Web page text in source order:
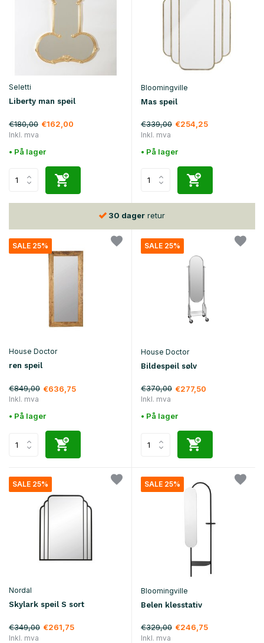
Seletti
Liberty man speil
€180,00 €162,00
Inkl. mva
• På lager
Bloomingville
Mas speil
€339,00 €254,25
Inkl. mva
• På lager
30 dagerretur
SALE 25%
House Doctor
ren speil
€849,00 €636,75
Inkl. mva
• På lager
SALE 25%
House Doctor
Bildespeil sølv
€370,00 €277,50
Inkl. mva
• På lager
SALE 25%
Nordal
Skylark speil S sort
€349,00 €261,75
Inkl. mva
SALE 25%
Bloomingville
Belen klesstativ
€329,00 €246,75
Inkl. mva